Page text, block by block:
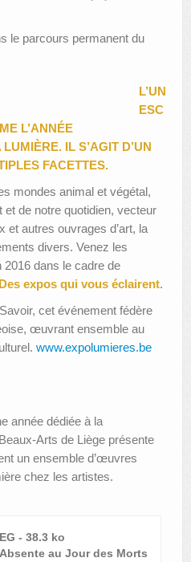
le parcours permanent du
L’UN
ESC
L’ANNÉE
IL S’AGIT D’UN
FACETTES.
mondes animal et végétal,
de notre quotidien, vecteur
et autres ouvrages d’art, la
divers. Venez les
2016 dans le cadre de
expos qui vous éclairent.
cet événement fédère
œuvrant ensemble au
www.expolumieres.be
année dédiée à la
Arts de Liège présente
un ensemble d’œuvres
chez les artistes.
au Jour des Morts